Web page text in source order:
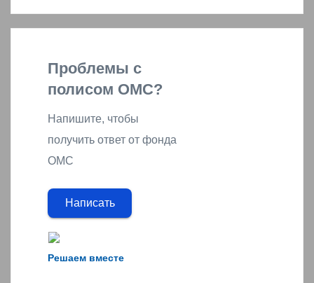
Решаем вместе
Проблемы с
полисом ОМС?
Напишите, чтобы
получить ответ от фонда
ОМС
Написать